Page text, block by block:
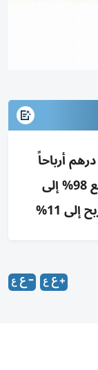
9 ملايين درهم أرباحاً
نصفية بنمو 38% والإيرادات ترتفع 98% إلى